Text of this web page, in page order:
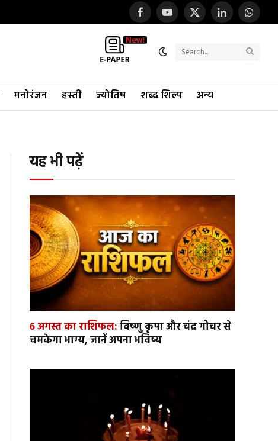
FacebookYouTube
X
LinkedIn
Search
मनोरंजन हस्ती ज्योतिष शब्द शिल्प अन्य
यह भी पढ़ें
6 अगस्त का राशिफल:विष्णु कृपा और चंद्र गोचर से
चमकेगा भाग्य, जानें अपना भविष्य